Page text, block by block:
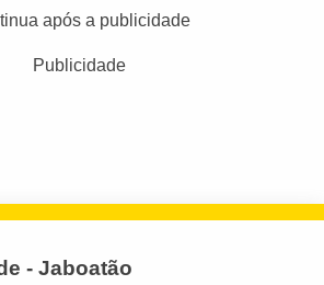
após a publicidade
Publicidade
- Jaboatão